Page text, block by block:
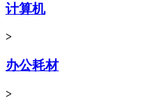
计算机
>
办公耗材
>